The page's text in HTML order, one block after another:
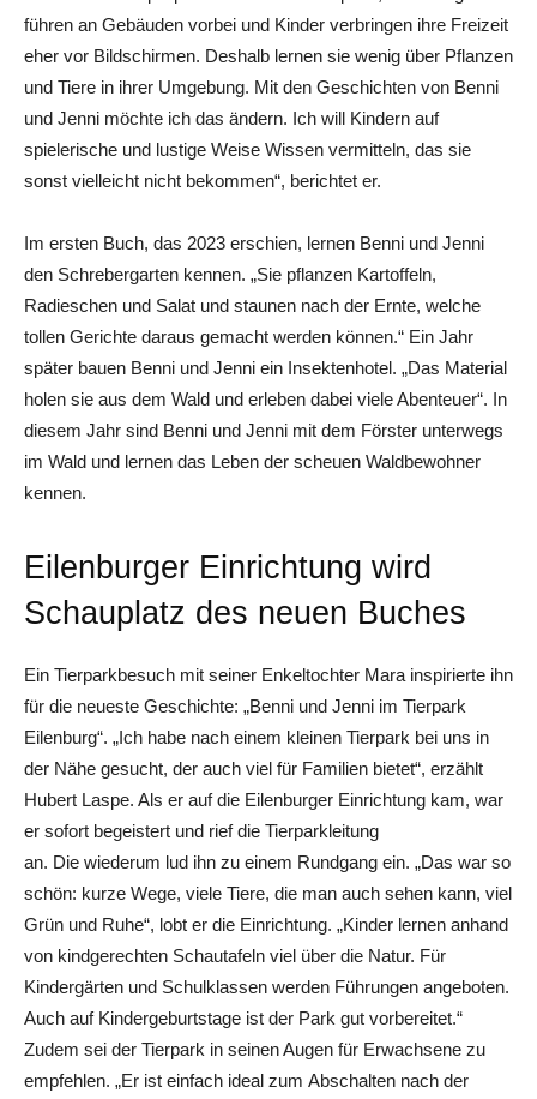
führen an Gebäuden vorbei und Kinder verbringen ihre Freizeit
eher vor Bildschirmen. Deshalb lernen sie wenig über Pflanzen
und Tiere in ihrer Umgebung. Mit den Geschichten von Benni
und Jenni möchte ich das ändern. Ich will ­Kindern auf
spielerische und lustige Weise Wissen ver­mitteln, das sie
sonst vielleicht nicht bekommen“, berichtet er.
Im ersten Buch, das 2023 erschien, lernen Benni und Jenni
den Schrebergarten kennen. „Sie pflanzen Kartoffeln,
Radieschen und Salat und staunen nach der Ernte, welche
tollen Gerichte daraus gemacht werden können.“ Ein Jahr
später bauen Benni und Jenni ein Insektenhotel. „Das Material
holen sie aus dem Wald und erleben dabei viele Abenteuer“. In
diesem Jahr sind Benni und Jenni mit dem Förster unterwegs
im Wald und lernen das Leben der scheuen Waldbewohner
kennen.
Eilenburger Einrichtung wird
Schauplatz des neuen Buches
Ein Tierparkbesuch mit ­seiner Enkeltochter Mara inspirierte ihn
für die neueste Geschichte: „Benni und Jenni im Tierpark
Eilenburg“. „Ich habe nach einem kleinen Tierpark bei uns in
der Nähe gesucht, der auch viel für Familien bietet“, erzählt
Hubert Laspe. Als er auf die Eilenburger Einrichtung kam, war
er sofort begeistert und rief die Tierparkleitung
an. Die wiederum lud ihn zu einem Rundgang ein. „Das war so
schön: kurze Wege, viele Tiere, die man auch sehen kann, viel
Grün und Ruhe“, lobt er die Einrichtung. „Kinder lernen anhand
von kindgerechten Schautafeln viel über die Natur. Für
Kindergärten und Schulklassen werden Führungen angeboten.
Auch auf Kindergeburtstage ist der Park gut vorbereitet.“
Zudem sei der Tierpark in ­seinen Augen für Erwachsene zu
empfehlen. „Er ist einfach ideal zum Abschalten nach der